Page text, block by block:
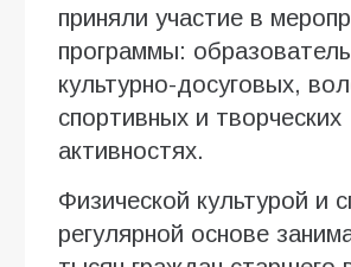
приняли участие в
программы:
культурно-досуговых,
спортивных и творческих
активностях.
Физической культурой и
регулярной основе